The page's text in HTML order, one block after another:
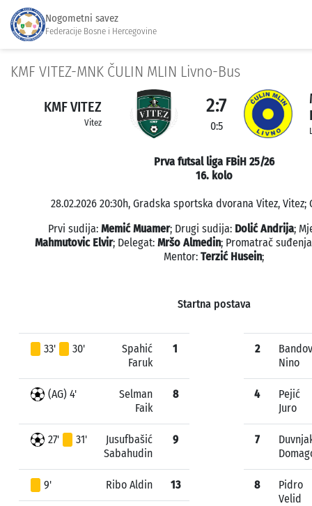
Nogometni savez
Federacije Bosne i Hercegovine
KMF VITEZ-MNK ČULIN MLIN Livno-Bus
KMF VITEZ
Vitez
2:7
0:5
Prva futsal liga FBiH 25/26
16. kolo
28.02.2026 20:30h, Gradska sportska dvorana Vitez, Vitez;
Prvi sudija: Memić Muamer; Drugi sudija: Dolić Andrija;
Mahmutovic Elvir; Delegat: Mršo Almedin; Promatrač
Mentor: Terzić Husein;
Startna postava
33' 30'
Spahić
Faruk
1
(AG) 4'
Selman
Faik
8
27' 31'
Jusufbašić
Sabahudin
9
9' Ribo Aldin 13
2
Bandov
Nino
4
Pejić
Juro
7
8
Pidro
Velid